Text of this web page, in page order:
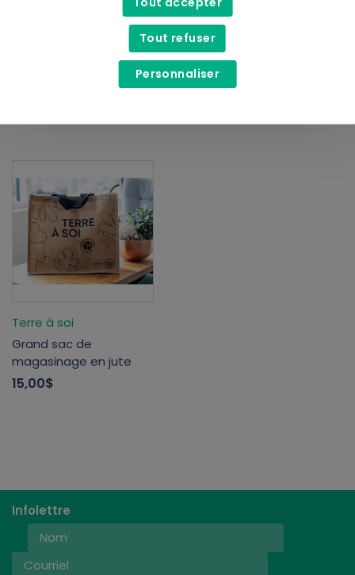
Öko Créations
Sac en chanvre
Terre à soi
Grand sac de
magasinage en jute
15,00$
Infolettre
Tout refuser
Personnaliser